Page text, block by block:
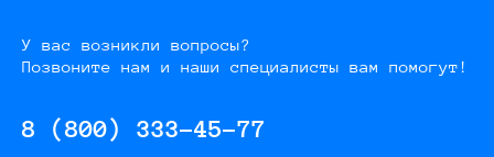
У вас возникли вопросы?
Позвоните нам и наши специалисты вам помогут!
8 (800) 333-45-77